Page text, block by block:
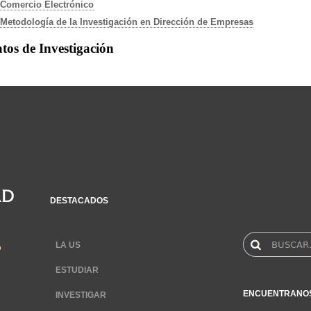
Comercio Electrónico
Metodología de la Investigación en Dirección de Empresas
de Investigación
DESTACADOS
LA US
ESTUDIAR
INVESTIGAR